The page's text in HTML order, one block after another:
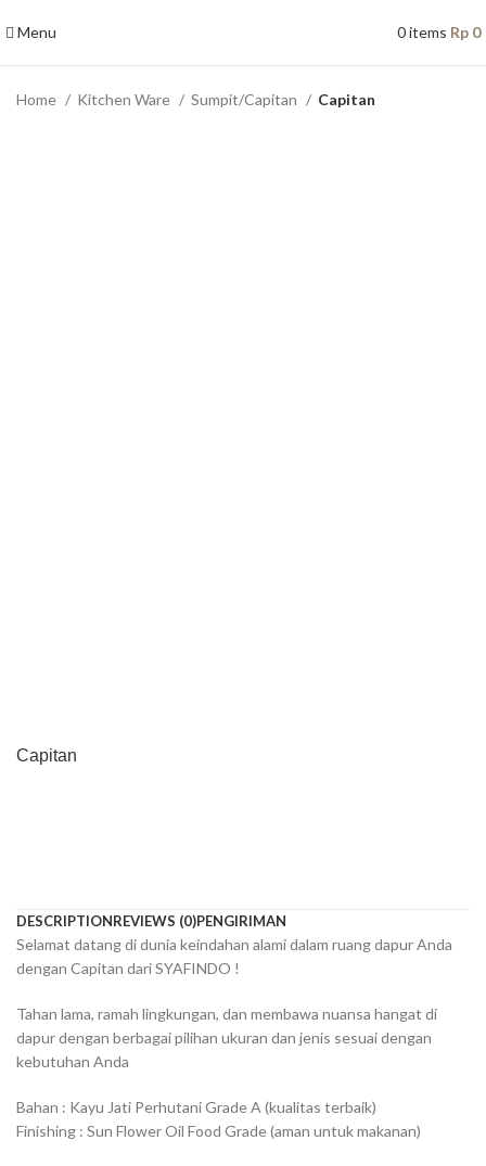
Menu 0items Rp 0
Home Kitchen Ware Sumpit/Capitan Capitan
Capitan
DESCRIPTIONREVIEWS (0)PENGIRIMAN
Selamat datang di dunia keindahan alami dalam ruang dapur Anda
dengan Capitan dari SYAFINDO !
Tahan lama, ramah lingkungan, dan membawa nuansa hangat di
dapur dengan berbagai pilihan ukuran dan jenis sesuai dengan
kebutuhan Anda
Bahan : Kayu Jati Perhutani Grade A (kualitas terbaik)
Finishing : Sun Flower Oil Food Grade (aman untuk makanan)